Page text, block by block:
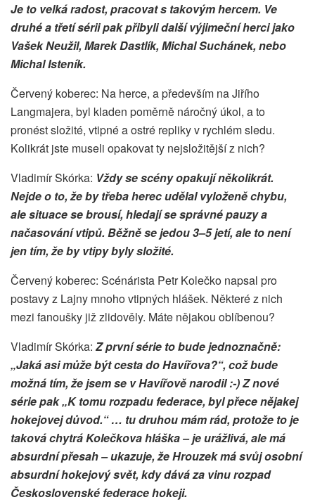
Je to velká radost, pracovat s takovým hercem. Ve
druhé a třetí sérii pak přibyli další výjimeční herci jako
Vašek Neužil, Marek Dastlík, Michal Suchánek, nebo
Michal Isteník.
Červený koberec: Na herce, a především na Jiřího
Langmajera, byl kladen poměrně náročný úkol, a to
pronést složité, vtipné a ostré repliky v rychlém sledu.
Kolikrát jste museli opakovat ty nejsložitější z nich?
Vladimír Skórka: Vždy se scény opakují několikrát.
Nejde o to, že by třeba herec udělal vyloženě chybu,
ale situace se brousí, hledají se správné pauzy a
načasování vtipů. Běžně se jedou 3–5 jetí, ale to není
jen tím, že by vtipy byly složité.
Červený koberec: Scénárista Petr Kolečko napsal pro
postavy z Lajny mnoho vtipných hlášek. Některé z nich
mezi fanoušky již zlidověly. Máte nějakou oblíbenou?
Vladimír Skórka: Z první série to bude jednoznačně:
„Jaká asi může být cesta do Havířova?“, což bude
možná tím, že jsem se v Havířově narodil :-) Z nové
série pak „K tomu rozpadu federace, byl přece nějakej
hokejovej důvod.“ … tu druhou mám rád, protože to je
taková chytrá Kolečkova hláška – je urážlivá, ale má
absurdní přesah – ukazuje, že Hrouzek má svůj osobní
absurdní hokejový svět, kdy dává za vinu rozpad
Československé federace hokeji.